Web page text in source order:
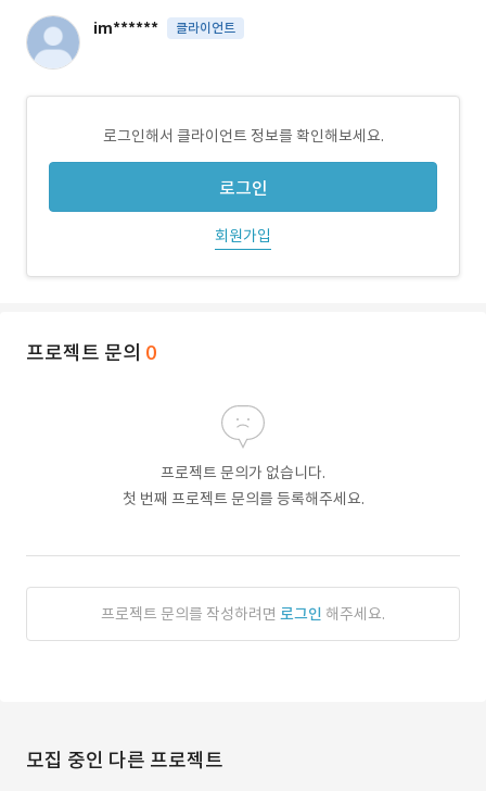
im****** 클라이언트
로그인해서 클라이언트 정보를 확인해보세요.
로그인
회원가입
프로젝트 문의 0
프로젝트 문의가 없습니다.
첫 번째 프로젝트 문의를 등록해주세요.
프로젝트 문의를 작성하려면 로그인 해주세요.
모집 중인 다른 프로젝트